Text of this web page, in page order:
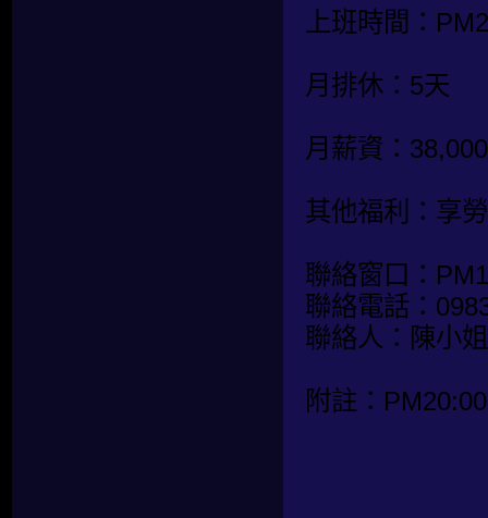
上班時間：
月排休：5天
月薪資：
其他福利：享
聯絡窗口：
聯絡電話：
聯絡人：陳小姐
附註：